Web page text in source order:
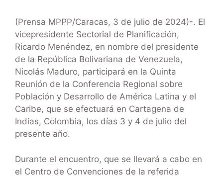
(Prensa MPPP/Caracas, 3 de julio de 2024)-. El
vicepresidente Sectorial de Planificación,
Ricardo Menéndez, en nombre del presidente
de la República Bolivariana de Venezuela,
Nicolás Maduro, participará en la Quinta
Reunión de la Conferencia Regional sobre
Población y Desarrollo de América Latina y el
Caribe, que se efectuará en Cartagena de
Indias, Colombia, los días 3 y 4 de julio del
presente año.
Durante el encuentro, que se llevará a cabo en
el Centro de Convenciones de la referida